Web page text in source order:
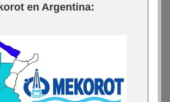
en Argentina: